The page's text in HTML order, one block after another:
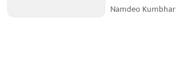
Namdeo Kumbhar